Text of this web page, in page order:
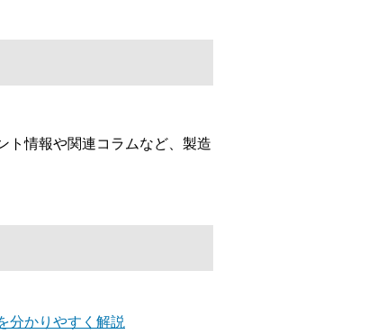
ト情報や関連コラムなど、製造
分かりやすく解説